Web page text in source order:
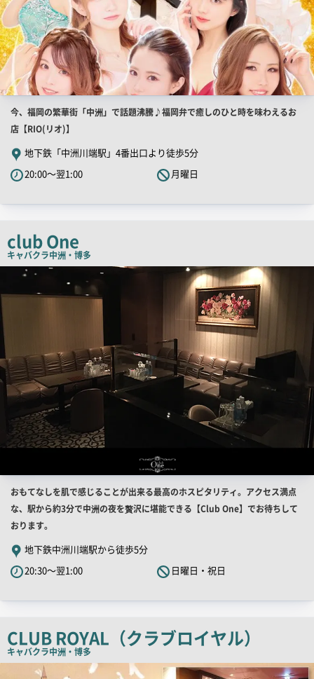
店
舗
PR
キ
ャ
ピ
ー
今、福岡の繁華街「中洲」で話題沸騰♪福岡弁で癒しのひと時を味わえるお
店【RIO(リオ)】
地下鉄「中洲川端駅」4番出口より徒歩5分
20:00～翌1:00
月曜日
club One
キャバクラ中洲・博多
店
PR
画
像
店
舗
PR
キ
ャ
ッ
ー
おもてなしを肌で感じることが出来る最高のホスピタリティ。アクセス満点
な、駅から約3分で中洲の夜を贅沢に堪能できる【Club One】でお待ちして
おります。
地下鉄中洲川端駅から徒歩5分
20:30～翌1:00
日曜日・祝日
CLUB ROYAL（クラブロイヤル）
キャバクラ中洲・博多